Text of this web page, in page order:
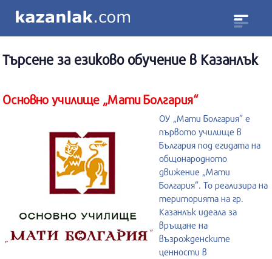
Търсене за езиково обучение в Казанлък
Основно училище „Мати Болгария“
ОУ „Мати Болгария” е
първото училище в
България под егидата на
общонародното
движение „Мати
Болгария”. То реализира на
територията на гр.
Казанлък идеала за
връщане на
възрожденските
ценности в